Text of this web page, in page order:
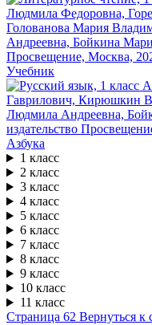
Учебник
Азбука
1 класс
2 класс
3 класс
4 класс
5 класс
6 класс
7 класс
8 класс
9 класс
10 класс
11 класс
Страница 62 Вернуться